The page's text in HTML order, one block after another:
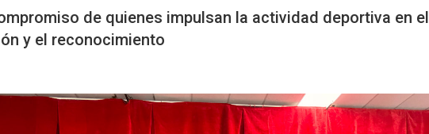
de quienes impulsan la actividad deportiva en el
y el reconocimiento